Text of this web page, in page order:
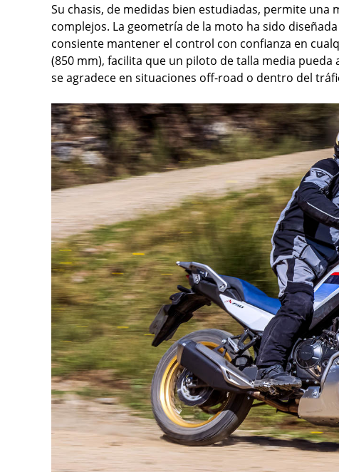
Su chasis, de medidas bien estudiadas, permite
complejos. La geometría de la moto ha sido
consiente mantener el control con confianza en
(850 mm), facilita que un piloto de talla media
se agradece en situaciones off-road o dentro del